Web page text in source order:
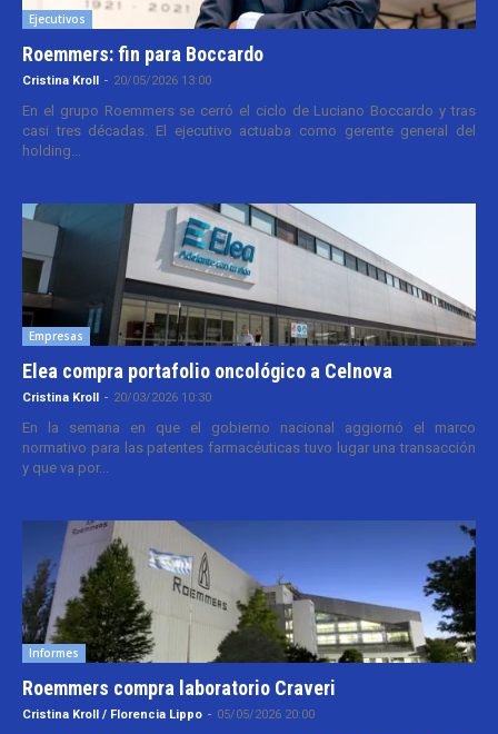
Ejecutivos
Roemmers: fin para Boccardo
Cristina Kroll - 20/05/2026 13:00
En el grupo Roemmers se cerró el ciclo de Luciano Boccardo y tras
casi tres décadas. El ejecutivo actuaba como gerente general del
holding...
Empresas
Elea compra portafolio oncológico a Celnova
Cristina Kroll - 20/03/2026 10:30
En la semana en que el gobierno nacional aggiornó el marco
normativo para las patentes farmacéuticas tuvo lugar una transacción
y que va por...
Informes
Roemmers compra laboratorio Craveri
Cristina Kroll / Florencia Lippo - 05/05/2026 20:00